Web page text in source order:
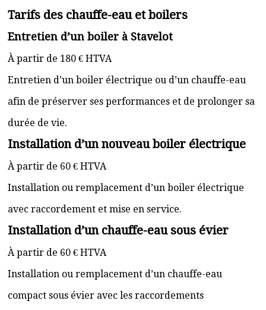
Tarifs des chauffe-eau et boilers
Entretien d’un boiler à Stavelot
À partir de 180 € HTVA
Entretien d’un boiler électrique ou d’un chauffe-eau
afin de préserver ses performances et de prolonger sa
durée de vie.
Installation d’un nouveau boiler électrique
À partir de 60 € HTVA
Installation ou remplacement d’un boiler électrique
avec raccordement et mise en service.
Installation d’un chauffe-eau sous évier
À partir de 60 € HTVA
Installation ou remplacement d’un chauffe-eau
compact sous évier avec les raccordements